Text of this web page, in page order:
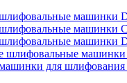
машинки
машинки
машинки
шлифовальные машинки
для шлифования